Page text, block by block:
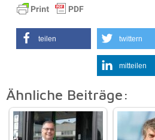
teilen twittern
mitteilen
Ähnliche Beiträge: